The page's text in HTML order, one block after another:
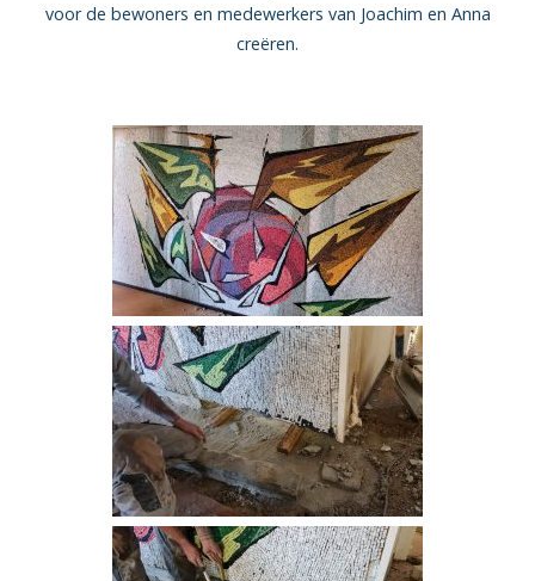
voor de bewoners en medewerkers van Joachim en Anna
creëren.